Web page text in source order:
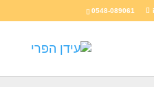
0548-089061